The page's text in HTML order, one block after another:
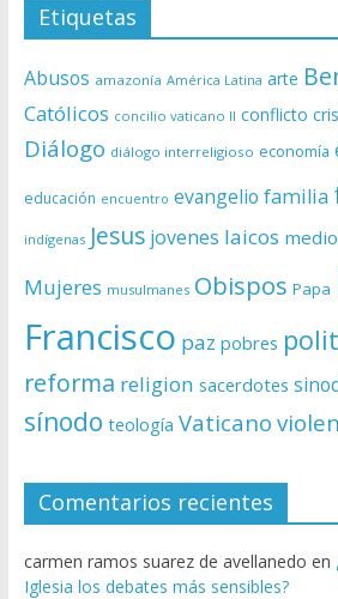
Etiquetas
Abusos amazonía América Latina arte
Católicos concilio vaticano II conflicto
Diálogo diálogo interreligioso economía
educación encuentro evangelio familia
indígenas Jesus jovenes laicos
Mujeres musulmanes Obispos Papa
Francisco paz pobres
reforma religion sacerdotes
sínodo teología Vaticano
Comentarios recientes
carmen ramos suarez de avellanedo en
Iglesia los debates más sensibles?